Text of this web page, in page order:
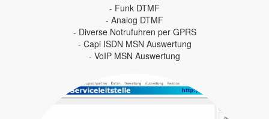
- Funk DTMF
- Analog DTMF
- Diverse Notrufuhren per GPRS
- Capi ISDN MSN Auswertung
- VoIP MSN Auswertung